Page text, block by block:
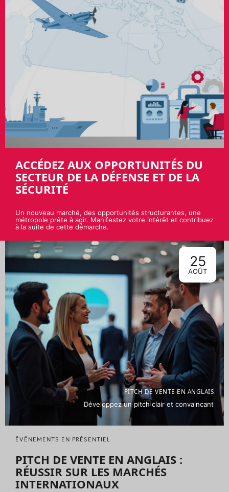
ACCÉDEZ AUX OPPORTUNITÉS DU
SECTEUR DE LA DÉFENSE ET DE LA
SÉCURITÉ
Un nouveau marché, des opportunités structurantes, une
métropole prête à agir. Manifestez votre intérêt et contribuez
à la suite de cette démarche.
ÉVÉNEMENTS EN PRÉSENTIEL
PITCH DE VENTE EN ANGLAIS :
RÉUSSIR SUR LES MARCHÉS
INTERNATIONAUX
25
AOÛT
PITCH DE VENTE EN ANGLAIS
Développez un pitch clair et convaincant